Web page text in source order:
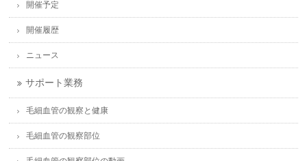
開催予定
開催履歴
ニュース
サポート業務
毛細血管の観察と健康
毛細血管の観察部位